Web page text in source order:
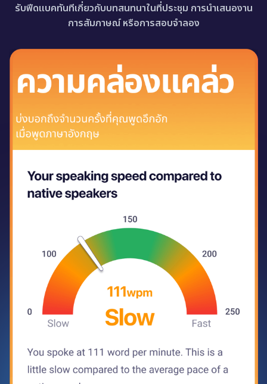
รับฟีดแบคทันทีเกี่ยวกับบทสนทนาในที่ประชุม การนำเสนองาน
การสัมภาษณ์ หรือการสอบจำลอง